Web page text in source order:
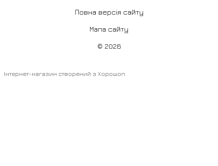
Повна версія сайту
Мапа сайту
© 2026
Інтернет-магазин створений з Хорошоп